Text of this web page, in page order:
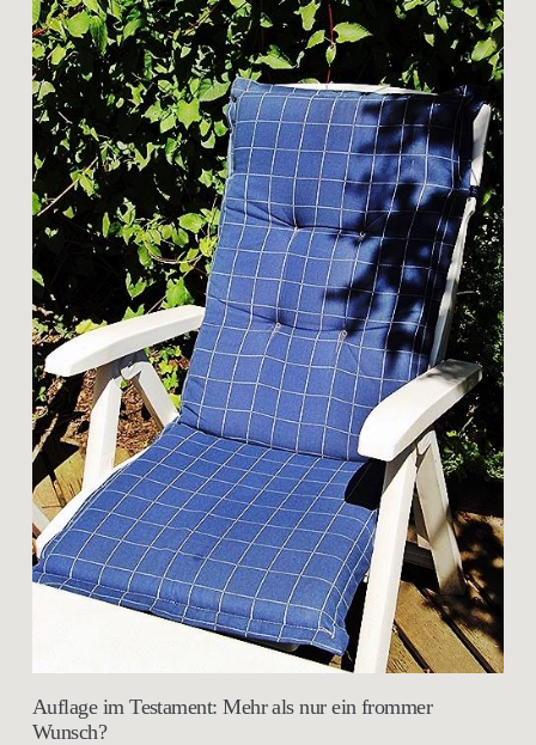
Auflage im Testament: Mehr als nur ein frommer
Wunsch?